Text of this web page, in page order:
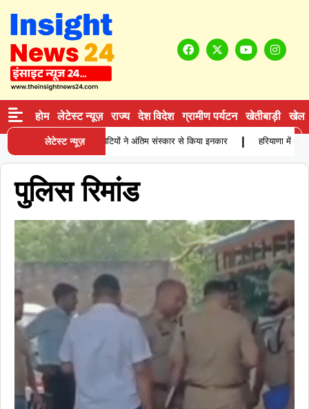
होम लेटेस्ट न्यूज़ राज्य देश विदेश ग्रामीण पर्यटन खेतीबाड़ी खेल
लेटेस्ट न्यूज़
में बुजुर्ग कारोबारी की मौत, बेटियों ने अंतिम संस्कार से किया इनकार हरियाणा में
पुलिस रिमांड